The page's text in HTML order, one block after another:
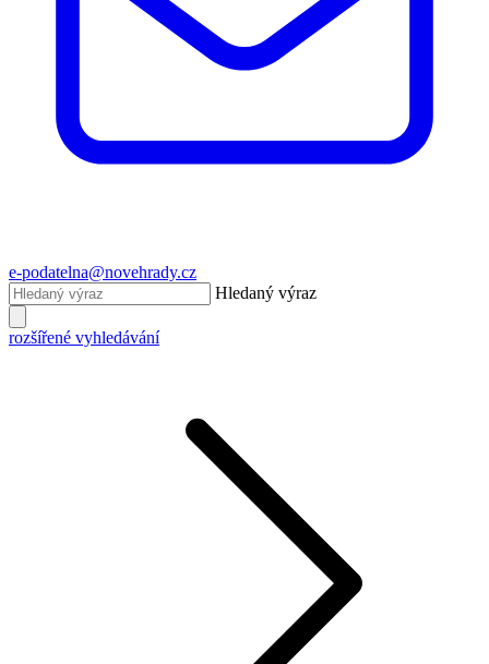
e-podatelna@novehrady.cz
Hledaný výraz
rozšířené vyhledávání